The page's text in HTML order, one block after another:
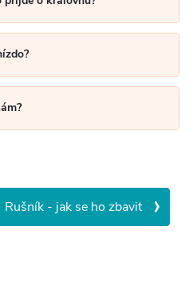
Rušník - jak se ho zbavit ›